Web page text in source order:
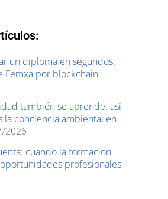
un diploma en segundos:
Femxa por blockchain
también se aprende: así
la conciencia ambiental en
2026
cuando la formación
profesionales